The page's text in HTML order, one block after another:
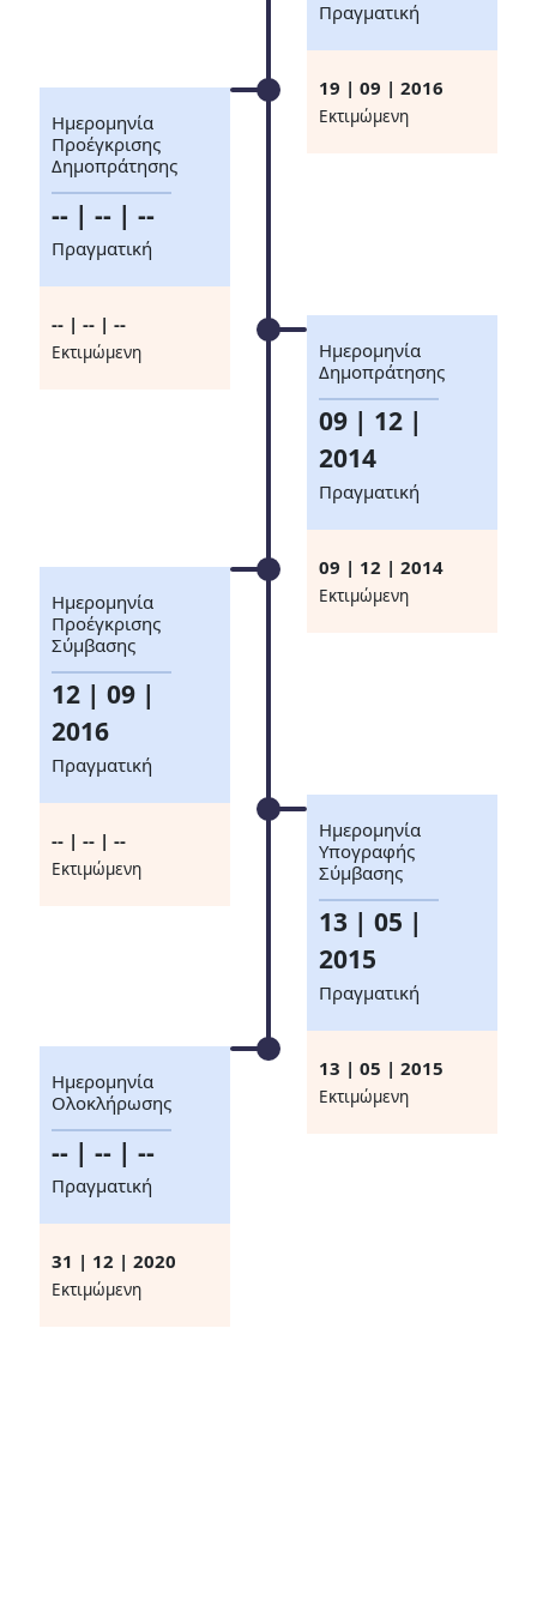
Πραγματική
19 | 09 | 2016
Eκτιμώμενη
Ημερομηνία
Προέγκρισης
Δημοπράτησης
-- | -- | --
Πραγματική
-- | -- | --
Eκτιμώμενη
Ημερομηνία
Δημοπράτησης
09 | 12 |
2014
Πραγματική
09 | 12 | 2014
Eκτιμώμενη
Ημερομηνία
Προέγκρισης
Σύμβασης
12 | 09 |
2016
Πραγματική
-- | -- | --
Eκτιμώμενη
Ημερομηνία
Υπογραφής
Σύμβασης
13 | 05 |
2015
Πραγματική
13 | 05 | 2015
Eκτιμώμενη
Ημερομηνία
Ολοκλήρωσης
-- | -- | --
Πραγματική
31 | 12 | 2020
Eκτιμώμενη